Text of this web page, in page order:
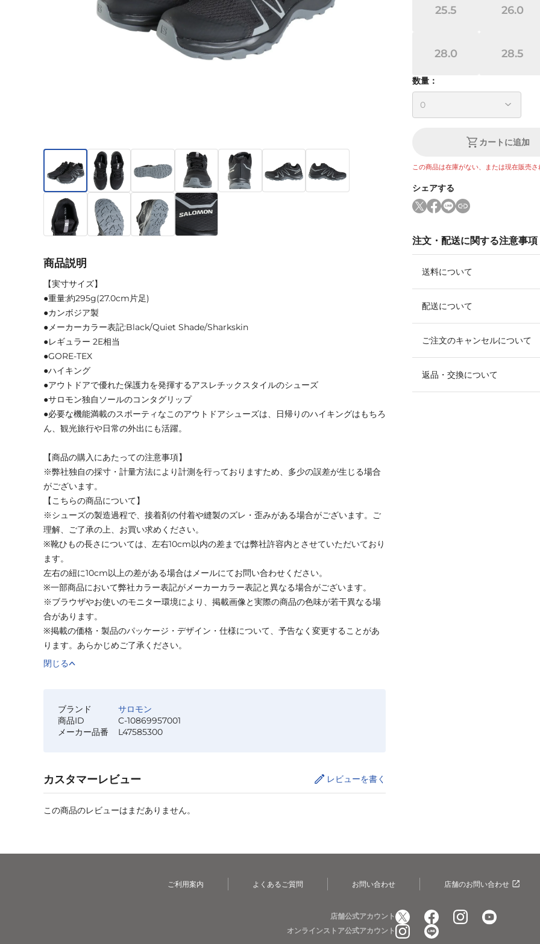
25.5 26.0
28.0 28.5
数量：
カートに追加
この商品は在庫がない、または現在販売さ
シェアする
注文・配送に関する注意事項
送料について
配送について
ご注文のキャンセルについて
返品・交換について
商品説明
【実寸サイズ】
●重量:約295g(27.0cm片足)
●カンボジア製
●メーカーカラー表記:Black/Quiet Shade/Sharkskin
●レギュラー 2E相当
●GORE-TEX
●ハイキング
●アウトドアで優れた保護力を発揮するアスレチックスタイルのシューズ
●サロモン独自ソールのコンタグリップ
●必要な機能満載のスポーティなこのアウトドアシューズは、日帰りのハイキングはもちろ
ん、観光旅行や日常の外出にも活躍。
【商品の購入にあたっての注意事項】
※弊社独自の採寸・計量方法により計測を行っておりますため、多少の誤差が生じる場合
がございます。
【こちらの商品について】
※シューズの製造過程で、接着剤の付着や縫製のズレ・歪みがある場合がございます。ご
理解、ご了承の上、お買い求めください。
※靴ひもの長さについては、左右10cm以内の差までは弊社許容内とさせていただいており
ます。
左右の紐に10cm以上の差がある場合はメールにてお問い合わせください。
※一部商品において弊社カラー表記がメーカーカラー表記と異なる場合がございます。
※ブラウザやお使いのモニター環境により、掲載画像と実際の商品の色味が若干異なる場
合があります。
※掲載の価格・製品のパッケージ・デザイン・仕様について、予告なく変更することがあ
ります。あらかじめご了承ください。
閉じる
ブランド
サロモン
商品ID
C-10869957001
メーカー品番
L47585300
カスタマーレビュー レビューを書く
この商品のレビューはまだありません。
ご利用案内 よくあるご質問 お問い合わせ 店舗のお問い合わせ
店舗公式アカウント
オンラインストア公式アカウント